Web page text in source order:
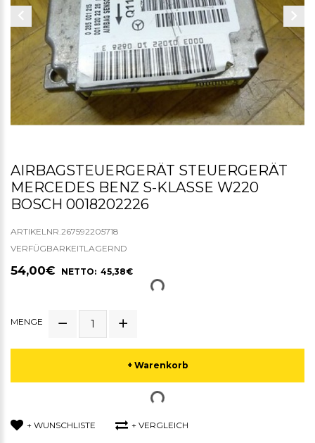
AIRBAGSTEUERGERÄT STEUERGERÄT
MERCEDES BENZ S-KLASSE W220
BOSCH 0018202226
ARTIKELNR.267592205718
VERFÜGBARKEITLAGERND
54,00€ NETTO: 45,38€
MENGE
+ Warenkorb
+ WUNSCHLISTE + VERGLEICH